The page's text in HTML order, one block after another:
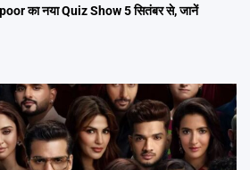
का नया Quiz Show 5 सितंबर से, जानें